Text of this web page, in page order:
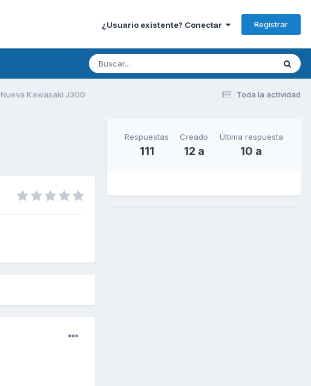
¿Usuario existente? Conectar Registrar
Toda la actividad
Nueva Kawasaki J300
Respuestas
111
Creado
12 a
Última respuesta
10 a